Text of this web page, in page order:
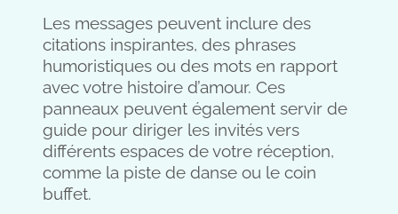
Les messages peuvent inclure des
citations inspirantes, des phrases
humoristiques ou des mots en rapport
avec votre histoire d’amour. Ces
panneaux peuvent également servir de
guide pour diriger les invités vers
différents espaces de votre réception,
comme la piste de danse ou le coin
buffet.